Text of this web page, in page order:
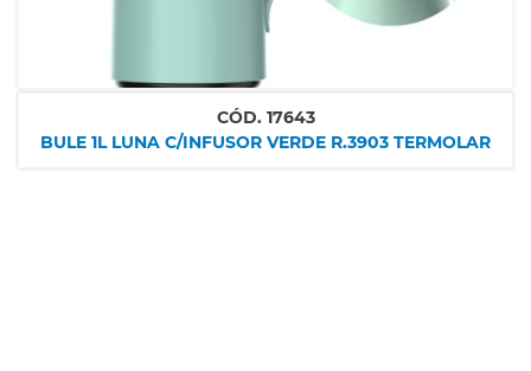
CÓD. 17643
BULE 1L LUNA C/INFUSOR VERDE R.3903 TERMOLAR